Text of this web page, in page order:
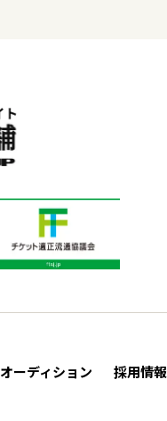
オーディション 採用情報